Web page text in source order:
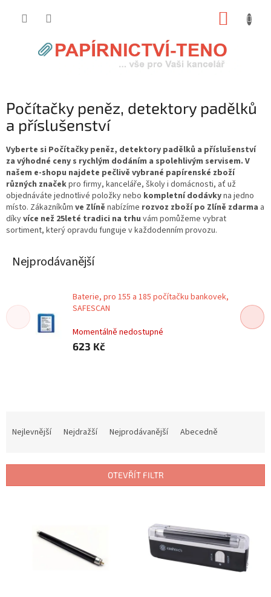
Počítačky peněz, detektory padělků
a příslušenství
Vyberte si Počítačky peněz, detektory padělků a příslušenství
za výhodné ceny s rychlým dodáním a spolehlivým servisem. V
našem e-shopu najdete pečlivě vybrané papírenské zboží
různých značekpro firmy, kanceláře, školy i domácnosti, ať už
objednáváte jednotlivé položky nebo kompletní dodávkyna jedno
místo. Zákazníkům ve Zlíně nabízíme rozvoz zboží po Zlíně zdarma a
díkyvíce než 25leté tradici na trhu vám pomůžeme vybrat
sortiment, který opravdu funguje v každodenním provozu.
Nejprodávanější
Baterie, pro 155 a 185 počítačku bankovek,
SAFESCAN
Momentálně nedostupné
623 Kč
í
Nejlevnější Nejdražší Nejprodávanější Abecedně
OTEVŘÍT FILTR